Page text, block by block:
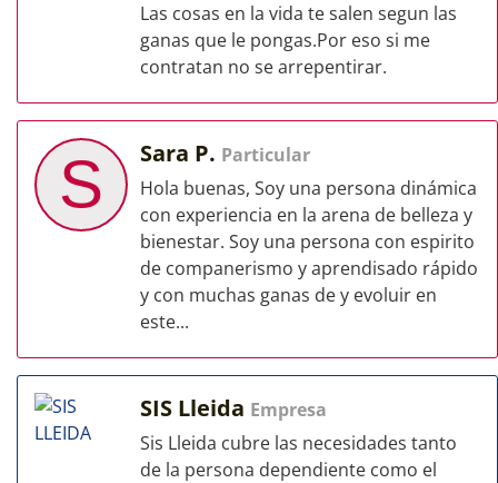
Las cosas en la vida te salen segun las
ganas que le pongas.Por eso si me
contratan no se arrepentirar.
S Sara P. Particular
Hola buenas, Soy una persona dinámica
con experiencia en la arena de belleza y
bienestar. Soy una persona con espirito
de companerismo y aprendisado rápido
y con muchas ganas de y evoluir en
este...
SIS Lleida Empresa
Sis Lleida cubre las necesidades tanto
de la persona dependiente como el